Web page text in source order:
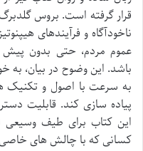
قرار گرفته است. بروس
ناخودآگاه و فرآیندهای
عموم مردم، حتی بدون پیش
باشد. این وضوح در بیان، به
به سرعت با اصول و تکنیک
پیاده سازی کند. قابلیت
این کتاب برای طیف وسیعی
کسانی که با چالش های خاصی